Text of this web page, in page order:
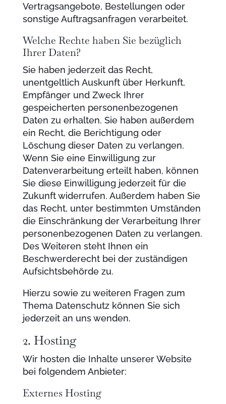
Vertragsangebote, Bestellungen oder
sonstige Auftragsanfragen verarbeitet.
Welche Rechte haben Sie bezüglich
Ihrer Daten?
Sie haben jederzeit das Recht,
unentgeltlich Auskunft über Herkunft,
Empfänger und Zweck Ihrer
gespeicherten personenbezogenen
Daten zu erhalten. Sie haben außerdem
ein Recht, die Berichtigung oder
Löschung dieser Daten zu verlangen.
Wenn Sie eine Einwilligung zur
Datenverarbeitung erteilt haben, können
Sie diese Einwilligung jederzeit für die
Zukunft widerrufen. Außerdem haben Sie
das Recht, unter bestimmten Umständen
die Einschränkung der Verarbeitung Ihrer
personenbezogenen Daten zu verlangen.
Des Weiteren steht Ihnen ein
Beschwerderecht bei der zuständigen
Aufsichtsbehörde zu.
Hierzu sowie zu weiteren Fragen zum
Thema Datenschutz können Sie sich
jederzeit an uns wenden.
2. Hosting
Wir hosten die Inhalte unserer Website
bei folgendem Anbieter:
Externes Hosting